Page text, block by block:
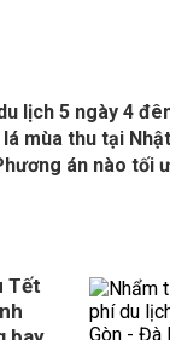
lịch 5 ngày 4
mùa thu tại Nhật
án nào tối
Tết